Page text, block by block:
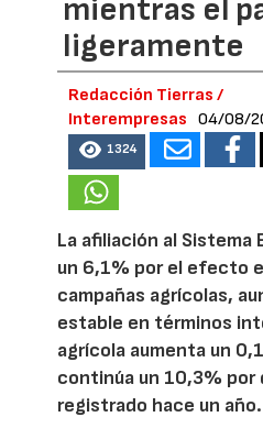
mientras el
ligeramente
Redacción Tierras /
Interempresas
04/08/
1324
La afiliación al Sistema
un 6,1% por el efecto
campañas agrícolas,
estable en términos
agrícola aumenta un
continúa un 10,3% por
registrado hace un año.